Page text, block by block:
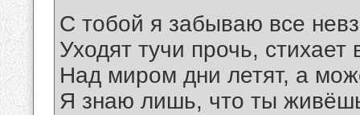
С тобой я забываю все
Уходят тучи прочь, стихает
Над миром дни летят, а
Я знаю лишь, что ты